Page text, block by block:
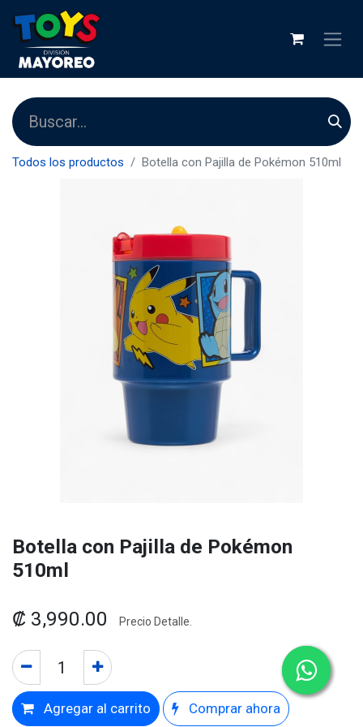
Todos los productos Botella con Pajilla de Pokémon 510ml
Botella con Pajilla de Pokémon
510ml
₡ 3,990.00 Precio Detalle.
Agregar al carrito Comprar ahora